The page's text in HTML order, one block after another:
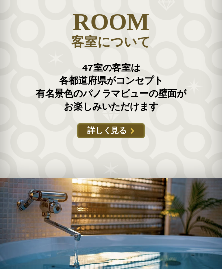
ROOM
客室について
47室の客室は
各都道府県がコンセプト
有名景色のパノラマビューの壁面が
お楽しみいただけます
詳しく見る